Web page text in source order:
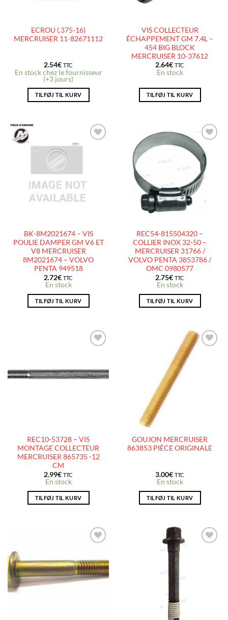
ECROU (.375-16)
MERCRUISER 11-82671112
2.54€ TTC
En stock chez le fournisseur
(+3 jours)
TILFØJ TIL KURV
VIS COLLECTEUR
ÉCHAPPEMENT GM 7.4L –
454 BIG BLOCK
MERCRUISER 10-37612
2.64€ TTC
En stock
TILFØJ TIL KURV
D’ENVIES
BK-8M2021674 – VIS
POULIE DAMPER GM V6 ET
V8 MERCRUISER
8M2021674 – VOLVO
PENTA 949518
2.72€ TTC
En stock
TILFØJ TIL KURV
AJOUTER
À LA
LISTE
D’ENVIES
REC54-815504320 –
COLLIER INOX 32-50 –
MERCRUISER 31766 /
VOLVO PENTA 3853786 /
OMC 0980577
2.75€ TTC
En stock
TILFØJ TIL KURV
LISTE
D’ENVIES
REC10-53728 – VIS
MONTAGE COLLECTEUR
MERCRUISER 865735 -12
CM
2.99€ TTC
En stock
TILFØJ TIL KURV
AJOUTER
GOUJON MERCRUISER
863853 PIÈCE ORIGINALE
3.00€ TTC
En stock
TILFØJ TIL KURV
À LA
LISTE
D’ENVIES
D’ENVIES